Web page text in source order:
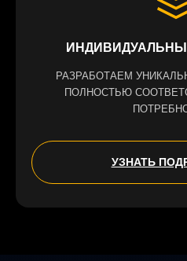
РАЗРАБОТАЕМ
ПОЛНОСТЬЮ
УЗНАТЬ